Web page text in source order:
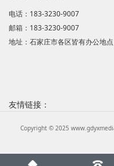
电话：183-3230-9007
邮箱：183-3230-9007
地址：石家庄市各区皆有办公地点
友情链接：
Copyright © 2025